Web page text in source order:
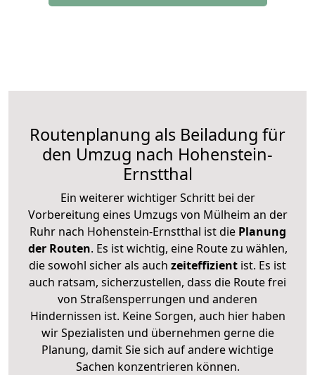
Routenplanung als Beiladung für
den Umzug nach Hohenstein-
Ernstthal
Ein weiterer wichtiger Schritt bei der
Vorbereitung eines Umzugs von Mülheim an der
Ruhr nach Hohenstein-Ernstthal ist diePlanung
der Routen. Es ist wichtig, eine Route zu wählen,
die sowohl sicher als auch zeiteffizient ist. Es ist
auch ratsam, sicherzustellen, dass die Route frei
von Straßensperrungen und anderen
Hindernissen ist. Keine Sorgen, auch hier haben
wir Spezialisten und übernehmen gerne die
Planung, damit Sie sich auf andere wichtige
Sachen konzentrieren können.